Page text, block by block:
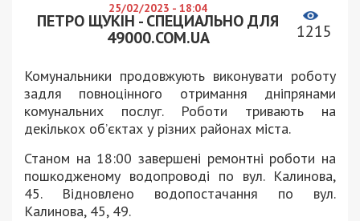
25/02/2023 - 18:04
ПЕТРО ЩУКІН - СПЕЦИАЛЬНО ДЛЯ
49000.COM.UA
1215
Комунальники продовжують виконувати роботу
задля повноцінного отримання дніпрянами
комунальних послуг. Роботи тривають на
декількох об’єктах у різних районах міста.
Станом на 18:00 завершені ремонтні роботи на
пошкодженому водопроводі по вул. Калинова,
45. Відновлено водопостачання по вул.
Калинова, 45, 49.